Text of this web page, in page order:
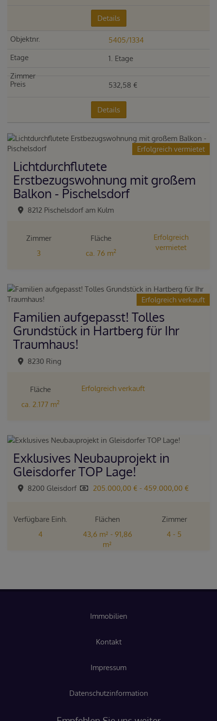
Details
5405/1334
1. Etage
532,58 €
Details
Erfolgreich vermietet
Lichtdurchflutete
Erstbezugswohnung mit großem
Balkon - Pischelsdorf
8212 Pischelsdorf am Kulm
Zimmer
3
Fläche
ca. 76 m2
Erfolgreich
vermietet
Erfolgreich verkauft
Familien aufgepasst! Tolles
Grundstück in Hartberg für Ihr
Traumhaus!
8230 Ring
Fläche
ca. 2.177 m2
Erfolgreich verkauft
Exklusives Neubauprojekt in
Gleisdorfer TOP Lage!
8200 Gleisdorf 205.000,00 € - 459.000,00 €
Verfügbare Einh.
4
Flächen
43,6 m² - 91,86
m²
Zimmer
4 - 5
Immobilien
Kontakt
Impressum
Datenschutzinformation